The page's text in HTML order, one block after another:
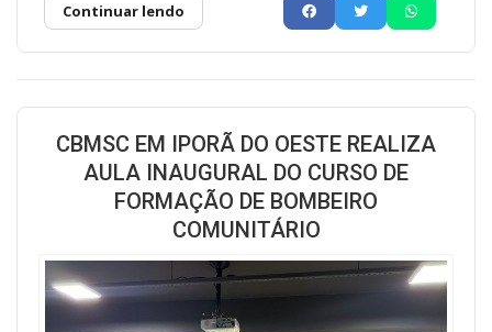
Continuar lendo
CBMSC EM IPORÃ DO OESTE REALIZA
AULA INAUGURAL DO CURSO DE
FORMAÇÃO DE BOMBEIRO
COMUNITÁRIO